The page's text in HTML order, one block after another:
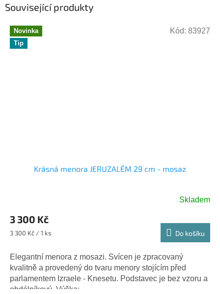
Související produkty
Novinka
Tip
Krásná menora JERUZALÉM 29 cm - mosaz
Skladem
3 300 Kč
Měrná
3 300 Kč / 1 ks Do košíku
Elegantní menora z mosazi. Svícen je zpracovaný
kvalitně a provedený do tvaru menory stojícím před
parlamentem Izraele - Knesetu. Podstavec je bez vzoru a
obdélníkový. Výška:...
Kód: 83927